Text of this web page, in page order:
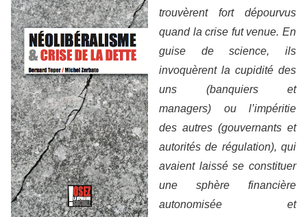
trouvèrent fort dépourvus
quand la crise fut venue. En
guise de science, ils
invoquèrent la cupidité des
uns (banquiers et
managers) ou l’impéritie
des autres (gouvernants et
autorités de régulation), qui
avaient laissé se constituer
une sphère financière
autonomisée et